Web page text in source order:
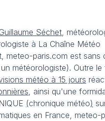
Séchet,
à La Chaîne Météo
meteo-paris.com est
météorologiste). Outre
météo à 15 jours
, ainsi qu'une
(chronique météo)
en France,